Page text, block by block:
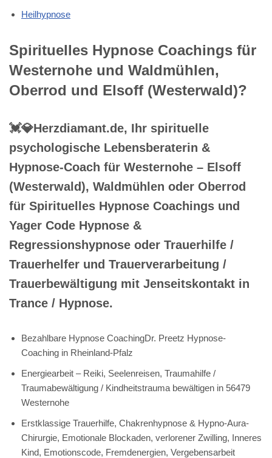
Heilhypnose
Spirituelles Hypnose Coachings für
Westernohe und Waldmühlen,
Oberrod und Elsoff (Westerwald)?
💓️💎Herzdiamant.de, Ihr spirituelle
psychologische Lebensberaterin &
Hypnose-Coach für Westernohe – Elsoff
(Westerwald), Waldmühlen oder Oberrod
für Spirituelles Hypnose Coachings und
Yager Code Hypnose &
Regressionshypnose oder Trauerhilfe /
Trauerhelfer und Trauerverarbeitung /
Trauerbewältigung mit Jenseitskontakt in
Trance / Hypnose.
Bezahlbare Hypnose CoachingDr. Preetz Hypnose-
Coaching in Rheinland-Pfalz
Energiearbeit – Reiki, Seelenreisen, Traumahilfe /
Traumabewältigung / Kindheitstrauma bewältigen in 56479
Westernohe
Erstklassige Trauerhilfe, Chakrenhypnose & Hypno-Aura-
Chirurgie, Emotionale Blockaden, verlorener Zwilling, Inneres
Kind, Emotionscode, Fremdenergien, Vergebensarbeit